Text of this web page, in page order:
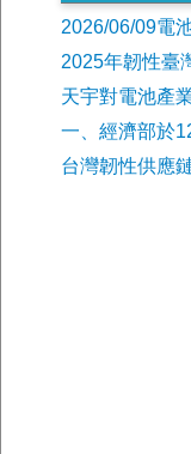
2026/06/09電
2025年韌性臺
天宇對電池產
一、經濟部於
台灣韌性供應